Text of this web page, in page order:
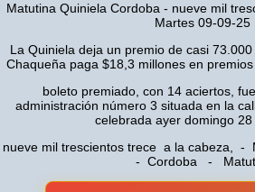
Matutina Quiniela Cordoba - nueve mil
Martes 09-09-25
La Quiniela deja un premio de casi
Chaqueña paga $18,3 millones en
boleto premiado, con 14 aciertos,
administración número 3 situada en la
celebrada ayer domingo 28
nueve mil trescientos trece a la cabeza, -
- Cordoba -